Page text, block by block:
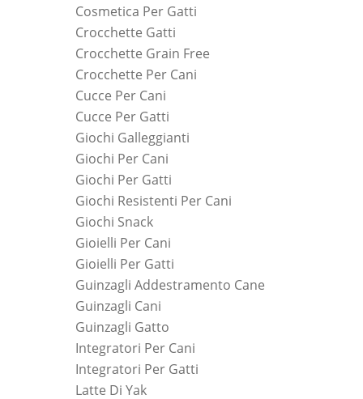
Cosmetica Per Gatti
Crocchette Gatti
Crocchette Grain Free
Crocchette Per Cani
Cucce Per Cani
Cucce Per Gatti
Giochi Galleggianti
Giochi Per Cani
Giochi Per Gatti
Giochi Resistenti Per Cani
Giochi Snack
Gioielli Per Cani
Gioielli Per Gatti
Guinzagli Addestramento Cane
Guinzagli Cani
Guinzagli Gatto
Integratori Per Cani
Integratori Per Gatti
Latte Di Yak